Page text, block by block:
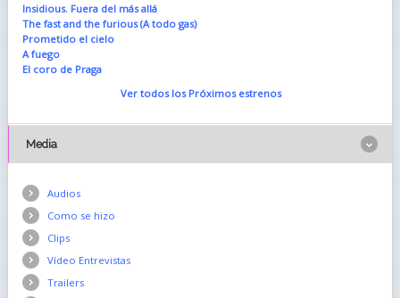
Insidious. Fuera del más allá
The fast and the furious (A todo gas)
Prometido el cielo
A fuego
El coro de Praga
Ver todos los Próximos estrenos
Media
Audios
Como se hizo
Clips
Vídeo Entrevistas
Trailers